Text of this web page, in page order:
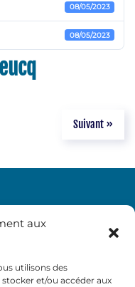
aux
utilisons des
et/ou accéder aux
08/05/2023
08/05/2023
Suivant »